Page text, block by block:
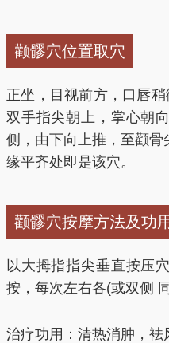
颧髎穴位置取穴
正坐，目视前方，口唇
双手指尖朝上，掌心朝
侧，由下向上推，至颧
缘平齐处即是该穴。
颧髎穴按摩方法及功
以大拇指指尖垂直按压
按，每次左右各(或双侧
治疗功用：清热消肿，袪